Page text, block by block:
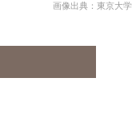
画像出典：東京大学